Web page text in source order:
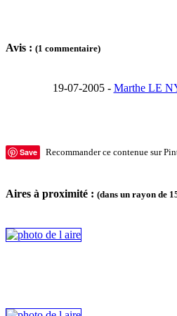
Avis : (1 commentaire)
19-07-2005 - Marthe LE
Save Recommander ce contenue sur
Aires à proximité : (dans un rayon de